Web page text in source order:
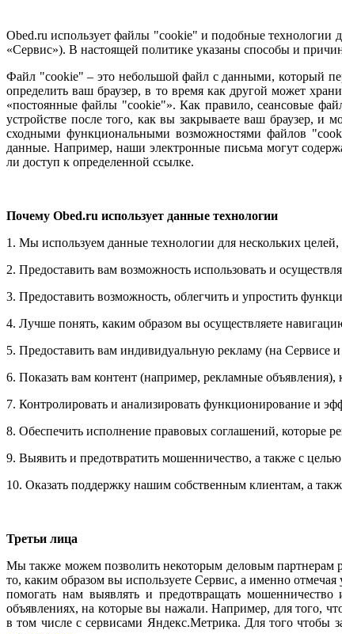
Obed.ru использует файлы "cookie" и подобные технологии
«Сервис»). В настоящей политике указаны способы и
Файл "cookie" – это небольшой файл с данными, который
определить ваш браузер, в то время как другой может
«постоянные файлы "cookie"». Как правило, сеансовые
устройстве после того, как вы закрываете ваш браузер,
сходными функциональными возможностями файлов
данные. Например, наши электронные письма могут
ли доступ к определенной ссылке.
Почему Obed.ru использует данные технологии
1. Мы используем данные технологии для нескольких
2. Предоставить вам возможность использовать и
3. Предоставить возможность, облегчить и упростить
4. Лучше понять, каким образом вы осуществляете
5. Предоставить вам индивидуальную рекламу (на Сервисе и
6. Показать вам контент (например, рекламные
7. Контролировать и анализировать функционирование и
8. Обеспечить исполнение правовых соглашений, которые
9. Выявить и предотвратить мошенничество, а также с
10. Оказать поддержку нашим собственным клиентам, а
Третьи лица
Мы также можем позволить некоторым деловым партнерам
то, каким образом вы используете Сервис, а именно
помогать нам выявлять и предотвращать
объявлениях, на которые вы нажали. Например, для того,
в том числе с сервисами Яндекс.Метрика. Для того чтобы